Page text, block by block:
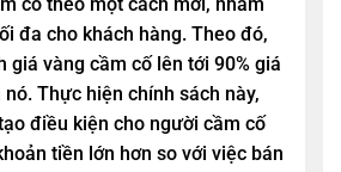
đa cho khách hàng. Theo đó,
giá vàng cầm cố lên tới 90% giá
Thực hiện chính sách này,
điều kiện cho người cầm cố
tiền lớn hơn so với việc bán